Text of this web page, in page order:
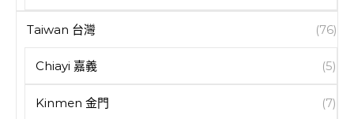
Taiwan 台灣 (76)
Chiayi 嘉義 (5)
Kinmen 金門 (7)